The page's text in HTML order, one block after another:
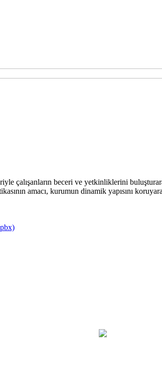
çalışanların beceri ve yetkinliklerini
amacı, kurumun dinamik yapısını